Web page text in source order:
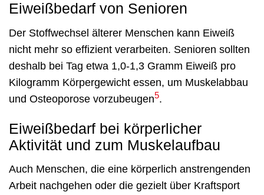
Eiweißbedarf von Senioren
Der Stoffwechsel älterer Menschen kann Eiweiß
nicht mehr so effizient verarbeiten. Senioren sollten
deshalb bei Tag etwa 1,0-1,3 Gramm Eiweiß pro
Kilogramm Körpergewicht essen, um Muskelabbau
und Osteoporose vorzubeugen5.
Eiweißbedarf bei körperlicher
Aktivität und zum Muskelaufbau
Auch Menschen, die eine körperlich anstrengenden
Arbeit nachgehen oder die gezielt über Kraftsport